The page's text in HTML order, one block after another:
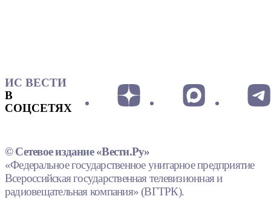
ИС ВЕСТИ
В
СОЦСЕТЯХ
© Сетевое издание «Вести.Ру»
«Федеральное государственное унитарное предприятие
Всероссийская государственная телевизионная и
радиовещательная компания» (ВГТРК).